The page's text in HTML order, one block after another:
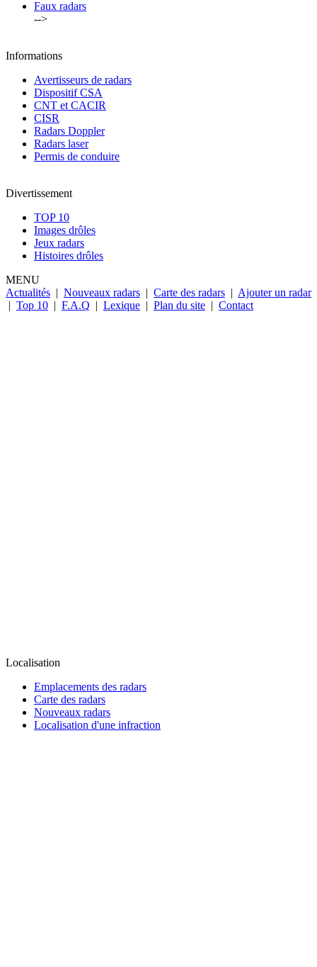
Faux radars
-->
Informations
Avertisseurs de radars
Dispositif CSA
CNT et CACIR
CISR
Radars Doppler
Radars laser
Permis de conduire
Divertissement
TOP 10
Images drôles
Jeux radars
Histoires drôles
MENU
Actualités | Nouveaux radars | Carte des radars | Ajouter un radar
| Top 10 | F.A.Q | Lexique | Plan du site | Contact
Localisation
Emplacements des radars
Carte des radars
Nouveaux radars
Localisation d'une infraction